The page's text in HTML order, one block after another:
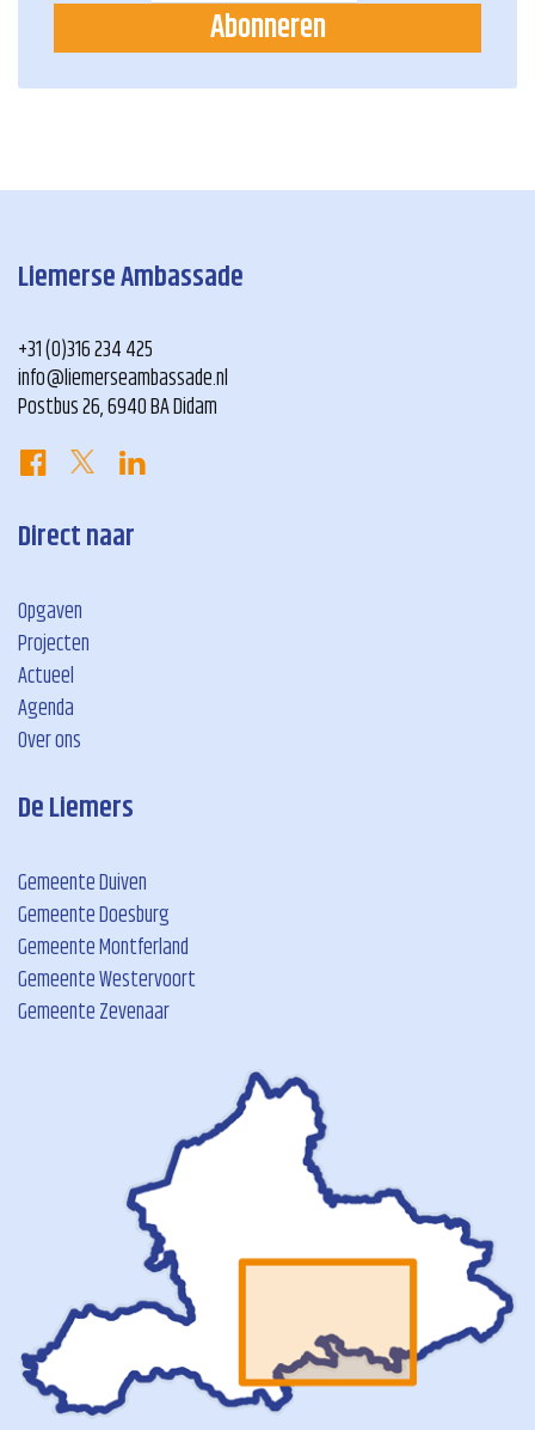
Abonneren
Liemerse Ambassade
+31 (0)316 234 425
info@liemerseambassade.nl
Postbus 26, 6940 BA Didam
Direct naar
Opgaven
Projecten
Actueel
Agenda
Over ons
De Liemers
Gemeente Duiven
Gemeente Doesburg
Gemeente Montferland
Gemeente Westervoort
Gemeente Zevenaar